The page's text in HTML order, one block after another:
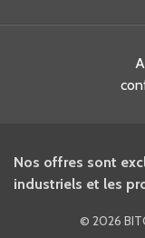
Nos offres sont
industriels et les
© 2026